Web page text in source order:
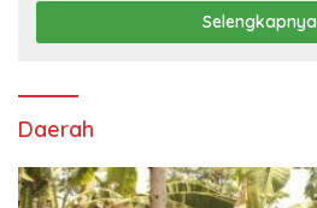
Selengkapnya
Daerah